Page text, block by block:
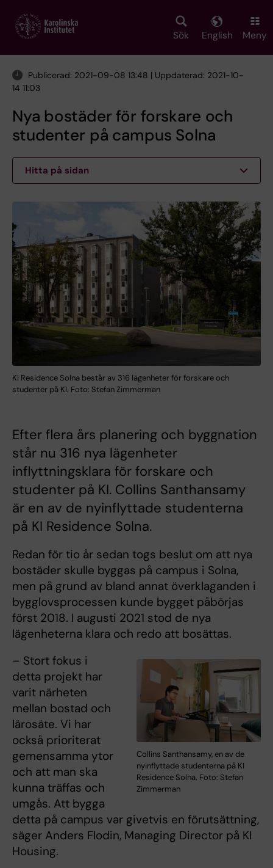
main
Sök English Meny
Publicerad: 2021-09-08 13:48 | Uppdaterad: 2021-10-
14 11:03
Nya bostäder för forskare och
studenter på campus Solna
Hitta på sidan
KI Residence Solna består av 316 lägenheter för forskare och
studenter på KI. Foto: Stefan Zimmerman
Efter flera års planering och byggnation
står nu 316 nya lägenheter
inflyttningsklara för forskare och
studenter på KI. Collins Santhansamy
är en av de nyinflyttade studenterna
på KI Residence Solna.
Redan för tio år sedan togs beslut om att nya
bostäder skulle byggas på campus i Solna,
men på grund av bland annat överklaganden i
bygglovsprocessen kunde bygget påbörjas
först 2018. I augusti 2021 stod de nya
lägenheterna klara och redo att bosättas.
Collins Santhansamy, en av de
nyinflyttade studenterna på KI
Residence Solna. Foto: Stefan
Zimmerman
– Stort fokus i
detta projekt har
varit närheten
mellan bostad och
lärosäte. Vi har
också prioriterat
gemensamma ytor
och att man ska
kunna träffas och
umgås. Att bygga
detta på campus var givetvis en förutsättning,
säger Anders Flodin, Managing Director på KI
Housing.